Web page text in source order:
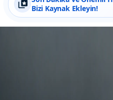
Bizi Kaynak Ekleyin!